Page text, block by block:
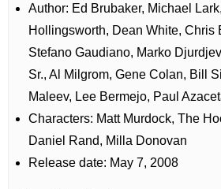
Author: Ed Brubaker, Michael
Hollingsworth, Dean White, Chris
Stefano Gaudiano, Marko
Sr., Al Milgrom, Gene Colan, Bill
Maleev, Lee Bermejo, Paul
Characters: Matt Murdock, The
Daniel Rand, Milla Donovan
Release date: May 7, 2008